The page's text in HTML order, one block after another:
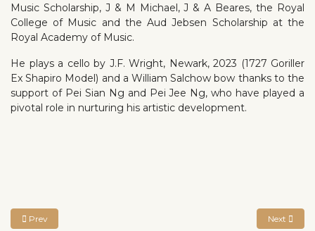
Music Scholarship, J & M Michael, J & A Beares, the Royal
College of Music and the Aud Jebsen Scholarship at the
Royal Academy of Music.
He plays a cello by J.F. Wright, Newark, 2023 (1727 Goriller
Ex Shapiro Model) and a William Salchow bow thanks to the
support of Pei Sian Ng and Pei Jee Ng, who have played a
pivotal role in nurturing his artistic development.
Previous article: Jin Seok JEONG
Prev Next
Next